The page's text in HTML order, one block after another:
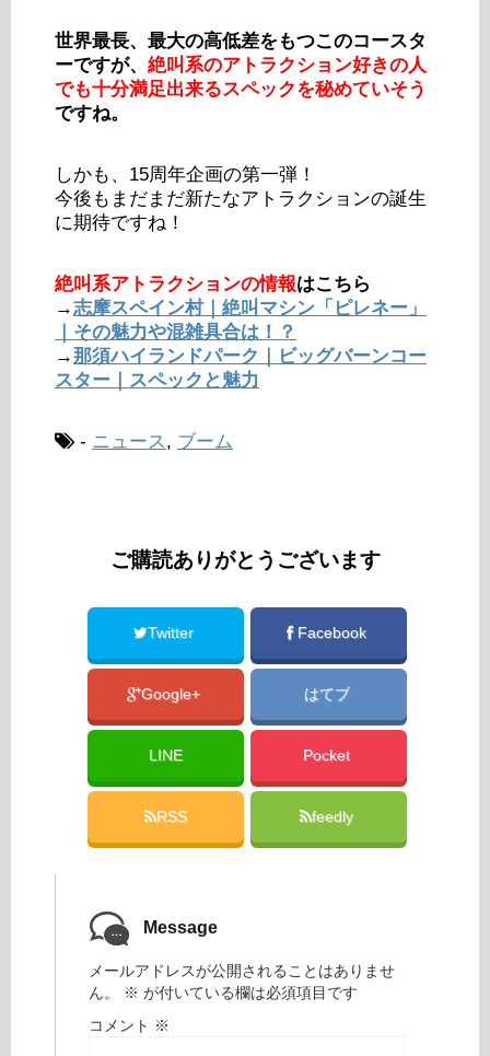
世界最長、最大の高低差をもつこのコースタ
ーですが、 絶叫系のアトラクション好きの人
でも十分満足出来るスペックを秘めていそう
ですね。
しかも、15周年企画の第一弾！
今後もまだまだ新たなアトラクションの誕生
に期待ですね！
絶叫系アトラクションの情報はこちら
→志摩スペイン村｜絶叫マシン「ピレネー」
｜その魅力や混雑具合は！？
→那須ハイランドパーク｜ビッグバーンコー
スター｜スペックと魅力
- ニュース, ブーム
ご購読ありがとうございます
Twitter Facebook
Google+ はてブ
LINE Pocket
RSS feedly
Message
メールアドレスが公開されることはありませ
ん。
※ が付いている欄は必須項目です
コメント ※